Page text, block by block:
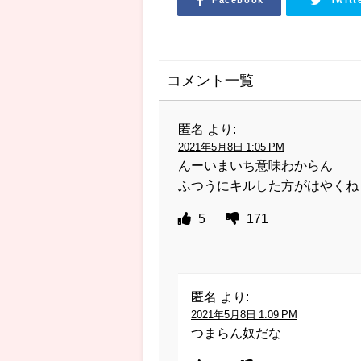
コメント一覧
匿名 より:
2021年5月8日 1:05 PM
んーいまいち意味わからん
ふつうにキルした方がはやくね
5 171
匿名 より:
2021年5月8日 1:09 PM
つまらん奴だな